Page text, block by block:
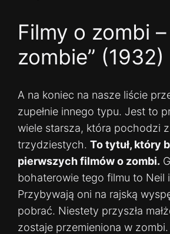
Filmy o zombi –
zombie” (1932)
A na koniec na nasze liście
zupełnie innego typu. Jest to
wiele starsza, która pochodzi
trzydziestych. To tytuł, który
pierwszych filmów o zombi.
bohaterowie tego filmu to Neil
Przybywają oni na rajską
pobrać. Niestety przyszła
zostaje przemieniona w zombi.